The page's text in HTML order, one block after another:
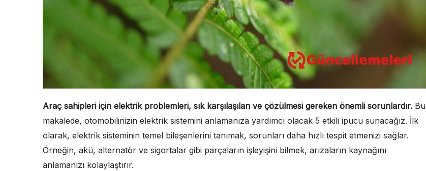
Araç sahipleri için elektrik problemleri, sık karşılaşılan ve çözülmesi gereken önemli sorunlardır. Bu
makalede, otomobilinizin elektrik sistemini anlamanıza yardımcı olacak 5 etkili ipucu sunacağız. İlk
olarak, elektrik sisteminin temel bileşenlerini tanımak, sorunları daha hızlı tespit etmenizi sağlar.
Örneğin, akü, alternatör ve sigortalar gibi parçaların işleyişini bilmek, arızaların kaynağını
anlamanızı kolaylaştırır.